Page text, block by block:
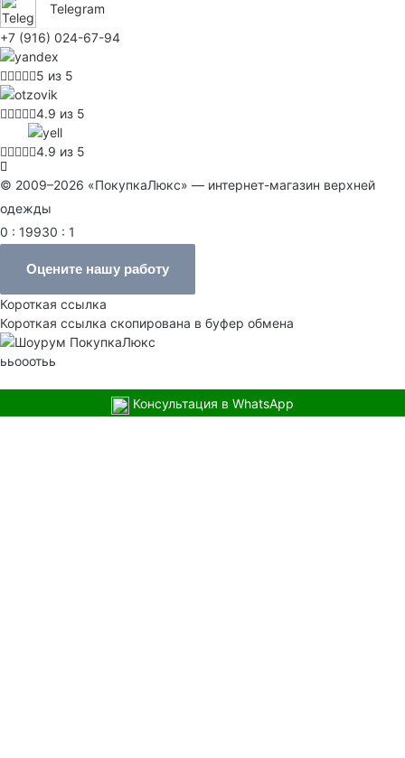
Telegram
+7 (916) 024-67-94
5 из 5
4.9 из 5
4.9 из 5
© 2009–2026 «ПокупкаЛюкс» — интернет-магазин верхней
одежды
0 : 19930 : 1
Оцените нашу работу
Короткая ссылка
Короткая ссылка скопирована в буфер обмена
ььооотьь
Консультация в WhatsApp